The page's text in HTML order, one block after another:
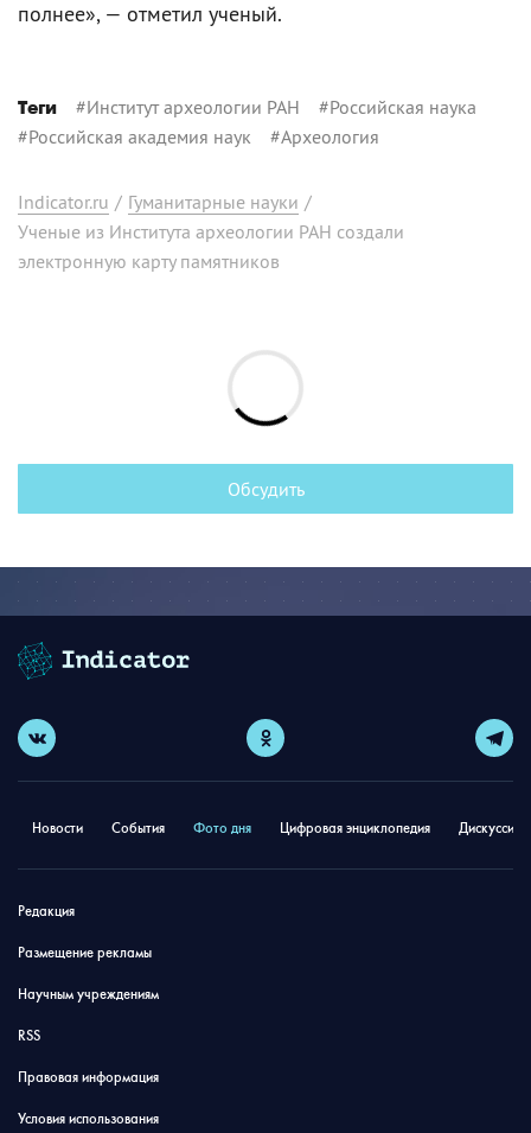
полнее», — отметил ученый.
Теги #Институт археологии РАН #Российская наука
#Российская академия наук #Археология
Indicator.ru / Гуманитарные науки /
Ученые из Института археологии РАН создали
электронную карту памятников
Обсудить
Новости События Фото дня Цифровая энциклопедия
Редакция
Размещение рекламы
Научным учреждениям
RSS
Правовая информация
Условия использования